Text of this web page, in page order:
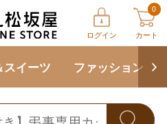
ログイン
0
カート
スイーツ ファッション